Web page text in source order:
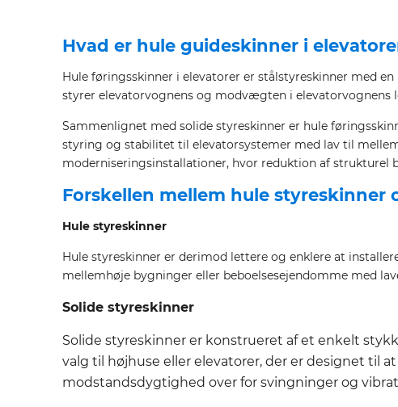
Hvad er hule guideskinner i
Hule føringsskinner i elevatorer er stålstyreskinner med
styrer elevatorvognens og modvægten i elevatorvognens
Sammenlignet med solide styreskinner er hule
styring og stabilitet til elevatorsystemer med lav til
moderniseringsinstallationer, hvor reduktion af strukturel
Forskellen mellem hule styreskinner
Hule styreskinner
Hule styreskinner er derimod lettere og enklere at
mellemhøje bygninger eller beboelsesejendomme med
Solide styreskinner
Solide styreskinner er konstrueret af et enkelt
valg til højhuse eller elevatorer, der er designet til
modstandsdygtighed over for svingninger og